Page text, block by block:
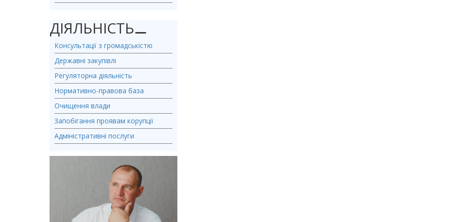
ДІЯЛЬНІСТЬ⚊
Консультації з громадськістю
Державні закупівлі
Регуляторна діяльність
Нормативно-правова база
Очищення влади
Запобігання проявам корупції
Адміністративні послуги